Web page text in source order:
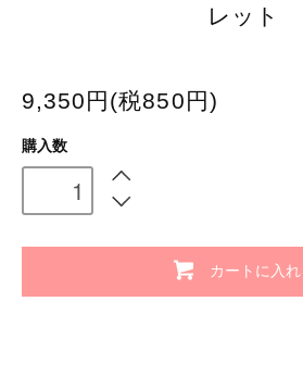
レット
9,350円(税850円)
購入数
カートに入れ